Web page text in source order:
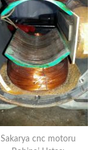
Sakarya cnc motoru